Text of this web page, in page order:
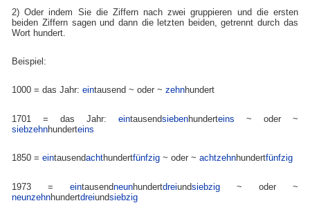
2) Oder indem Sie die Ziffern nach zwei gruppieren und die ersten
beiden Ziffern sagen und dann die letzten beiden, getrennt durch das
Wort hundert.
Beispiel:
1000 = das Jahr:eintausend ~ oder ~zehnhundert
1701 = das Jahr: eintausendsiebenhunderteins ~ oder ~
siebzehnhunderteins
1850 =eintausendachthundertfünfzig ~ oder ~achtzehnhundertfünfzig
1973 =eintausendneunhundertdreiundsiebzig ~ oder ~
neunzehnhundertdreiundsiebzig